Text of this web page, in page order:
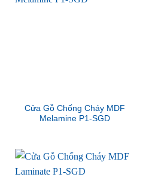
Cửa Gỗ Chống Cháy MDF
Melamine P1-SGD